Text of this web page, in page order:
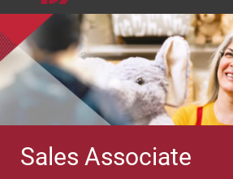
Sales Associate